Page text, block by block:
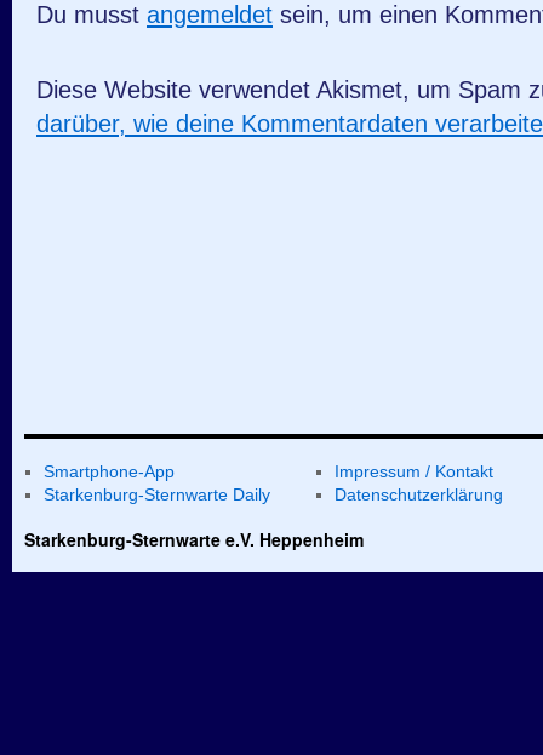
Du musst angemeldet sein, um einen
Diese Website verwendet Akismet, um Spam
darüber, wie deine Kommentardaten
Smartphone-App
Starkenburg-Sternwarte Daily
Impressum / Kontakt
Datenschutzerklärung
Starkenburg-Sternwarte e.V. Heppenheim